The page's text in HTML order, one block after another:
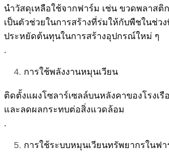
นำวัสดุเหลือใช้จากฟาร์ม เช่น ขวดพลาส
เป็นตัวช่วยในการสร้างที่ร่มให้กับพืชในช่ว
ประหยัดต้นทุนในการสร้างอุปกรณ์ใหม่ ๆ
.
การใช้พลังงานหมุนเวียน
ติดตั้งแผงโซลาร์เซลล์บนหลังคาของโรง
และลดผลกระทบต่อสิ่งแวดล้อม
.
การใช้ระบบหมุนเวียนทรัพยากรในฟา